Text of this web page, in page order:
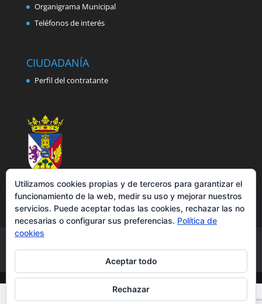
Organigrama Municipal
Teléfonos de interés
CIUDADANÍA
Perfil del contratante
Política de cookies
Accesibilidad
Utilizamos cookies propias y de terceros para garantizar el
funcionamiento de la web, medir su uso y mejorar nuestros
servicios. Puede aceptar todas las cookies, rechazar las no
necesarias o configurar sus preferencias. Política de
cookies
Aceptar todo
Rechazar